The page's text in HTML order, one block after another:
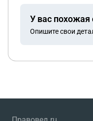
У вас похожая
Опишите свои